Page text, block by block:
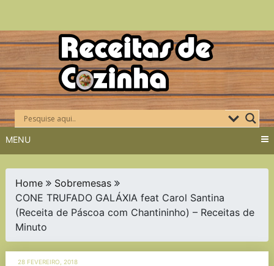
Skip
to
content
MENU
Home
Sobremesas
CONE TRUFADO GALÁXIA feat Carol Santina
(Receita de Páscoa com Chantininho) – Receitas de
Minuto
28 FEVEREIRO, 2018